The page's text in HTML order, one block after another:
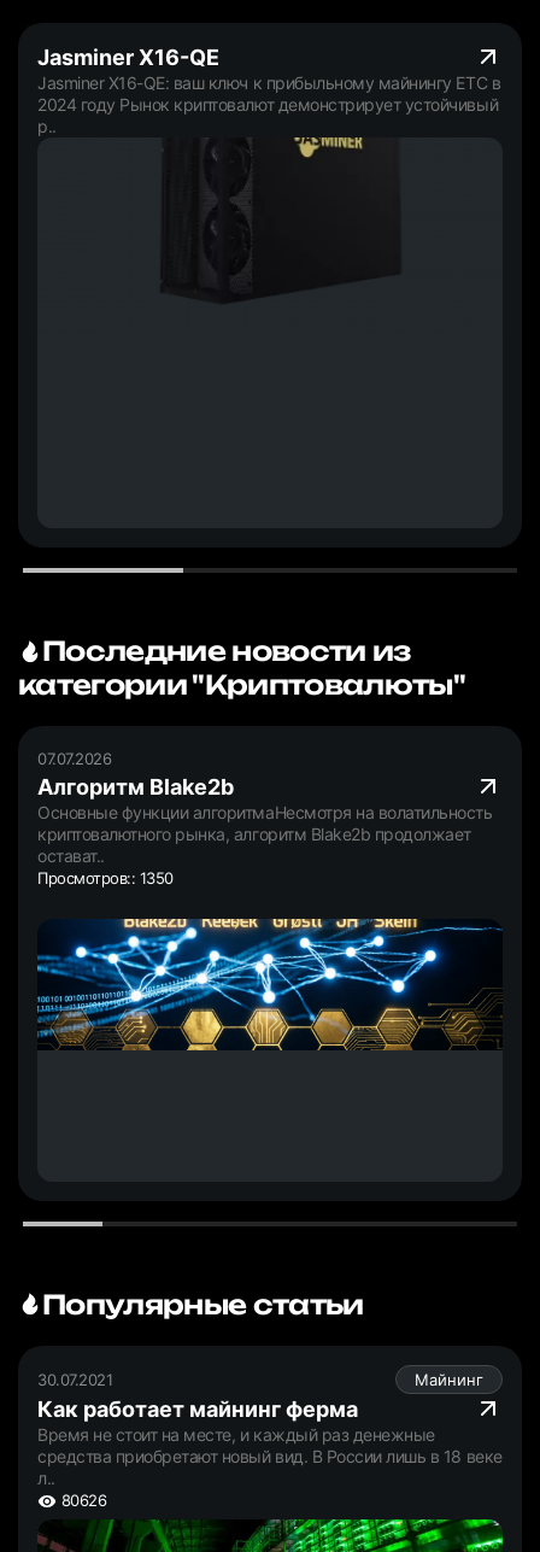
Jasminer X16-QE
Jasminer X16-QE: ваш ключ к прибыльному майнингу ETC в
2024 году Рынок криптовалют демонстрирует устойчивый
р..
Последние новости из
категории "Криптовалюты"
07.07.2026
Алгоритм Blake2b
Основные функции алгоритмаНесмотря на волатильность
криптовалютного рынка, алгоритм Blake2b продолжает
остават..
Просмотров:: 1350
Популярные статьи
30.07.2021 Майнинг
Как работает майнинг ферма
Время не стоит на месте, и каждый раз денежные
средства приобретают новый вид. В России лишь в 18 веке
л..
80626